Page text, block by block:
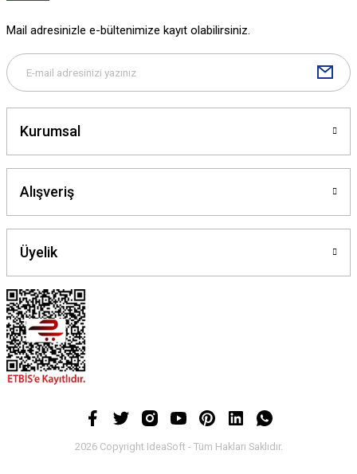
Mail adresinizle e-bültenimize kayıt olabilirsiniz.
Kurumsal
Alışveriş
Üyelik
2026 Copyright IdeaSoft - Tüm Hakları Saklıdır.